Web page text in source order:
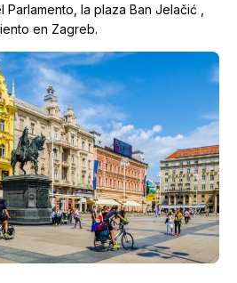
Parlamento, la plaza Ban Jelačić ,
en Zagreb.